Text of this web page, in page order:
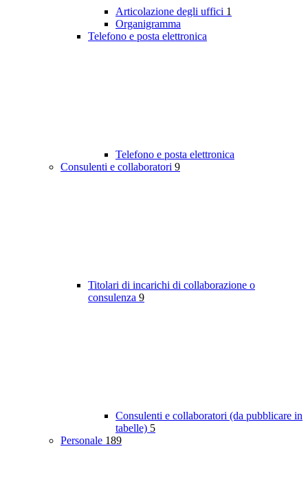
Articolazione degli uffici 1
Organigramma
Telefono e posta elettronica
Telefono e posta elettronica
Consulenti e collaboratori 9
Titolari di incarichi di collaborazione o
consulenza 9
Consulenti e collaboratori (da pubblicare in
tabelle) 5
Personale 189